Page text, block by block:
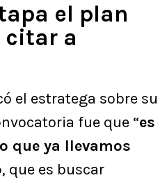
el plan
citar a
el estratega sobre su
fue que “es
que ya llevamos
, que es buscar